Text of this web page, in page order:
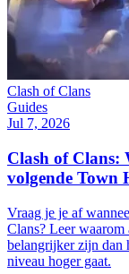
Clash of Clans
Guides
Jul 7, 2026
Clash of Clans:
volgende Town
Vraag je je af
Clans? Leer waarom
belangrijker zijn dan
niveau hoger gaat.